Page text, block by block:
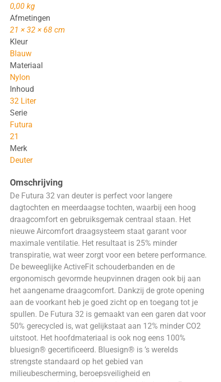
0,00 kg
Afmetingen
21 × 32 × 68 cm
Kleur
Blauw
Materiaal
Nylon
Inhoud
32 Liter
Serie
Futura
21
Merk
Deuter
Omschrijving
De Futura 32 van deuter is perfect voor langere
dagtochten en meerdaagse tochten, waarbij een hoog
draagcomfort en gebruiksgemak centraal staan. Het
nieuwe Aircomfort draagsysteem staat garant voor
maximale ventilatie. Het resultaat is 25% minder
transpiratie, wat weer zorgt voor een betere performance.
De beweeglijke ActiveFit schouderbanden en de
ergonomisch gevormde heupvinnen dragen ook bij aan
het aangename draagcomfort. Dankzij de grote opening
aan de voorkant heb je goed zicht op en toegang tot je
spullen. De Futura 32 is gemaakt van een garen dat voor
50% gerecycled is, wat gelijkstaat aan 12% minder CO2
uitstoot. Het hoofdmateriaal is ook nog eens 100%
bluesign® gecertificeerd. Bluesign® is ’s werelds
strengste standaard op het gebied van
milieubescherming, beroepsveiligheid en